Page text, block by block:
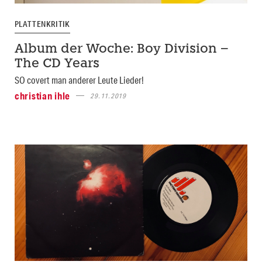
PLATTENKRITIK
Album der Woche: Boy Division –
The CD Years
SO covert man anderer Leute Lieder!
christian ihle
29.11.2019